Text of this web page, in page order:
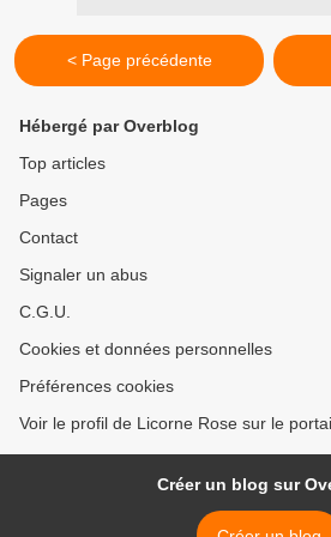
< Page précédente
Hébergé par Overblog
Top articles
Pages
Contact
Signaler un abus
C.G.U.
Cookies et données personnelles
Préférences cookies
Voir le profil de Licorne Rose sur le
Créer un blog sur